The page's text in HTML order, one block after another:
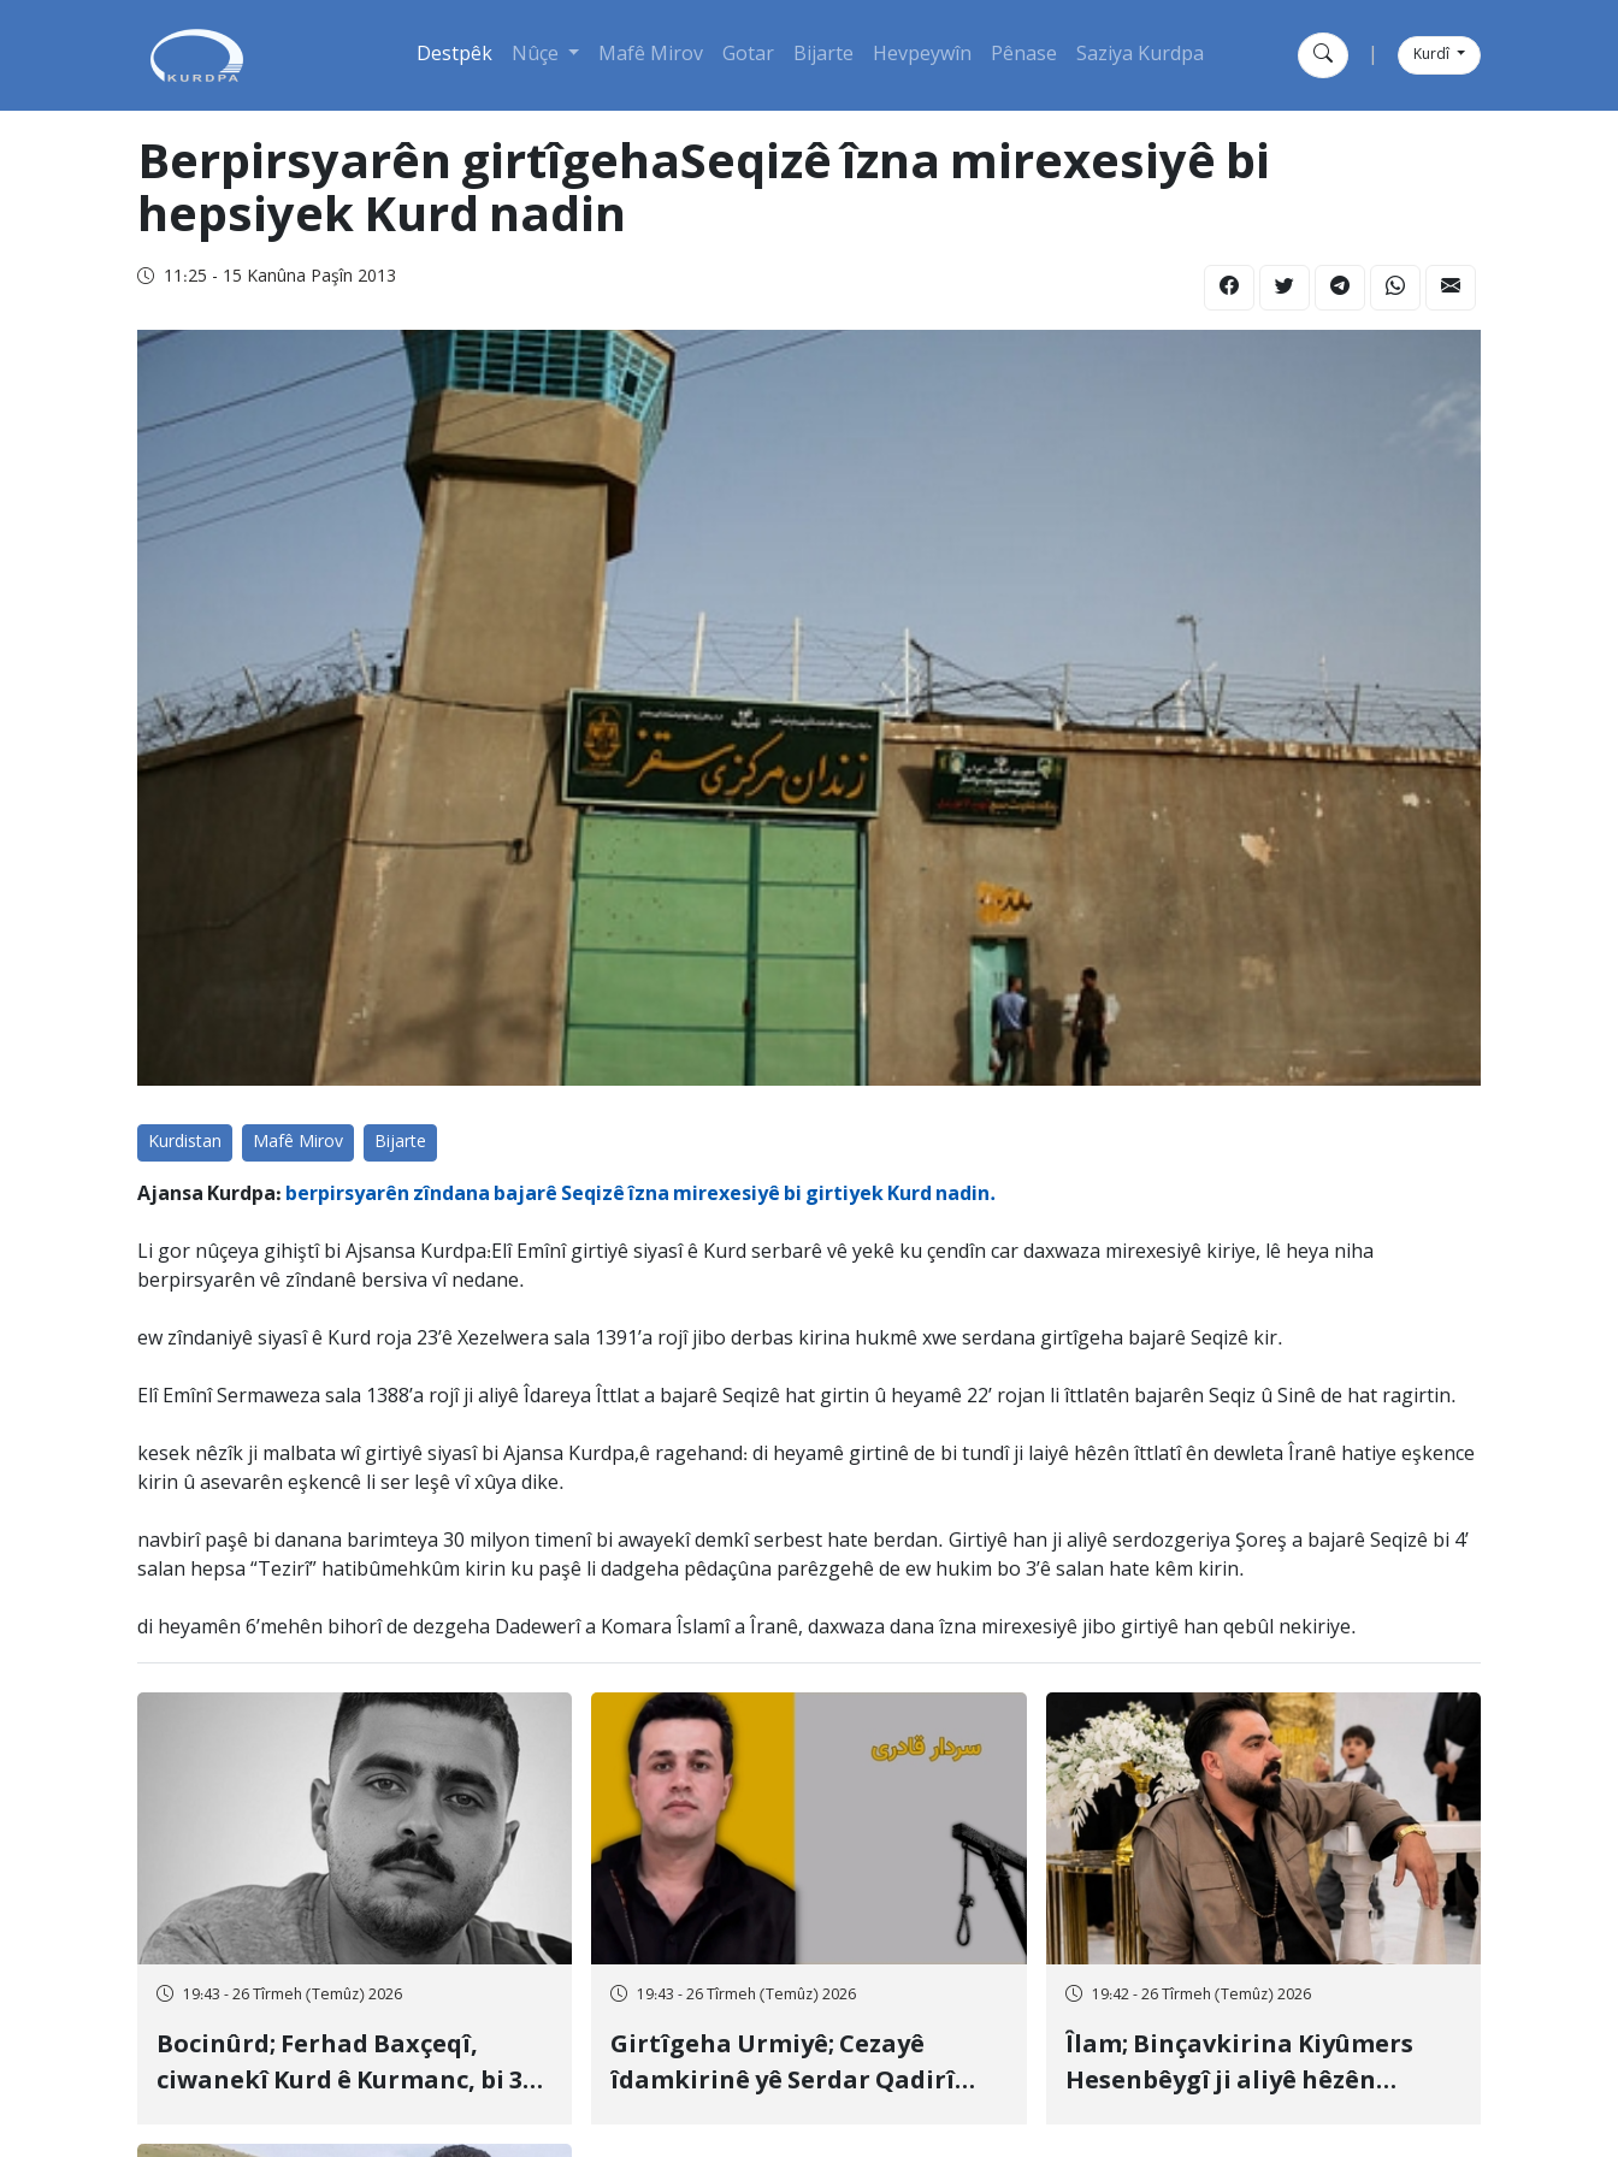
Destpêk Nûçe Mafê Mirov Gotar Bijarte Hevpeywîn Pênase Saziya Kurdpa Kurdî
Berpirsyarên girtîgehaSeqizê îzna mirexesiyê bi
hepsiyek Kurd nadin
11:25 - 15 Kanûna Paşîn 2013
Kurdistan Mafê Mirov Bijarte
Ajansa Kurdpa: berpirsyarên zîndana bajarê Seqizê îzna mirexesiyê bi girtiyek Kurd nadin.
Li gor nûçeya gihiştî bi Ajsansa Kurdpa:Elî Emînî girtiyê siyasî ê Kurd serbarê vê yekê ku çendîn car daxwaza mirexesiyê kiriye, lê heya niha
berpirsyarên vê zîndanê bersiva vî nedane.
ew zîndaniyê siyasî ê Kurd roja 23’ê Xezelwera sala 1391’a rojî jibo derbas kirina hukmê xwe serdana girtîgeha bajarê Seqizê kir.
Elî Emînî Sermaweza sala 1388’a rojî ji aliyê Îdareya Îttlat a bajarê Seqizê hat girtin û heyamê 22’ rojan li îttlatên bajarên Seqiz û Sinê de hat ragirtin.
kesek nêzîk ji malbata wî girtiyê siyasî bi Ajansa Kurdpa,ê ragehand: di heyamê girtinê de bi tundî ji laiyê hêzên îttlatî ên dewleta Îranê hatiye eşkence
kirin û asevarên eşkencê li ser leşê vî xûya dike.
navbirî paşê bi danana barimteya 30 milyon timenî bi awayekî demkî serbest hate berdan. Girtiyê han ji aliyê serdozgeriya Şoreş a bajarê Seqizê bi 4’
salan hepsa “Tezirî” hatibûmehkûm kirin ku paşê li dadgeha pêdaçûna parêzgehê de ew hukim bo 3’ê salan hate kêm kirin.
di heyamên 6’mehên bihorî de dezgeha Dadewerî a Komara Îslamî a Îranê, daxwaza dana îzna mirexesiyê jibo girtiyê han qebûl nekiriye.
19:43 - 26 Tîrmeh (Temûz) 2026
Bocinûrd; Ferhad Baxçeqî,
ciwanekî Kurd ê Kurmanc, bi 3
19:43 - 26 Tîrmeh (Temûz) 2026
Girtîgeha Urmiyê; Cezayê
îdamkirinê yê Serdar Qadirî
19:42 - 26 Tîrmeh (Temûz) 2026
Îlam; Binçavkirina Kiyûmers
Hesenbêygî ji aliyê hêzên